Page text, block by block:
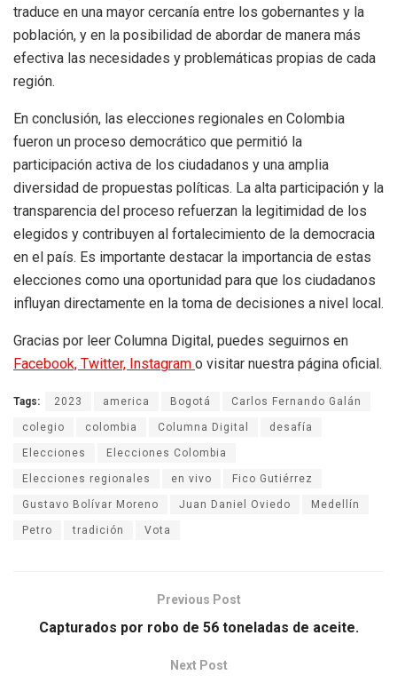
traduce en una mayor cercanía entre los gobernantes y la
población, y en la posibilidad de abordar de manera más
efectiva las necesidades y problemáticas propias de cada
región.
En conclusión, las elecciones regionales en Colombia
fueron un proceso democrático que permitió la
participación activa de los ciudadanos y una amplia
diversidad de propuestas políticas. La alta participación y la
transparencia del proceso refuerzan la legitimidad de los
elegidos y contribuyen al fortalecimiento de la democracia
en el país. Es importante destacar la importancia de estas
elecciones como una oportunidad para que los ciudadanos
influyan directamente en la toma de decisiones a nivel local.
Gracias por leer Columna Digital, puedes seguirnos en
Facebook, Twitter, Instagram o visitar nuestra página oficial.
Tags: 2023 america Bogotá Carlos Fernando Galán
colegio colombia Columna Digital desafía
Elecciones Elecciones Colombia
Elecciones regionales en vivo Fico Gutiérrez
Gustavo Bolívar Moreno Juan Daniel Oviedo Medellín
Petro tradición Vota
Previous Post
Capturados por robo de 56 toneladas de aceite.
Next Post